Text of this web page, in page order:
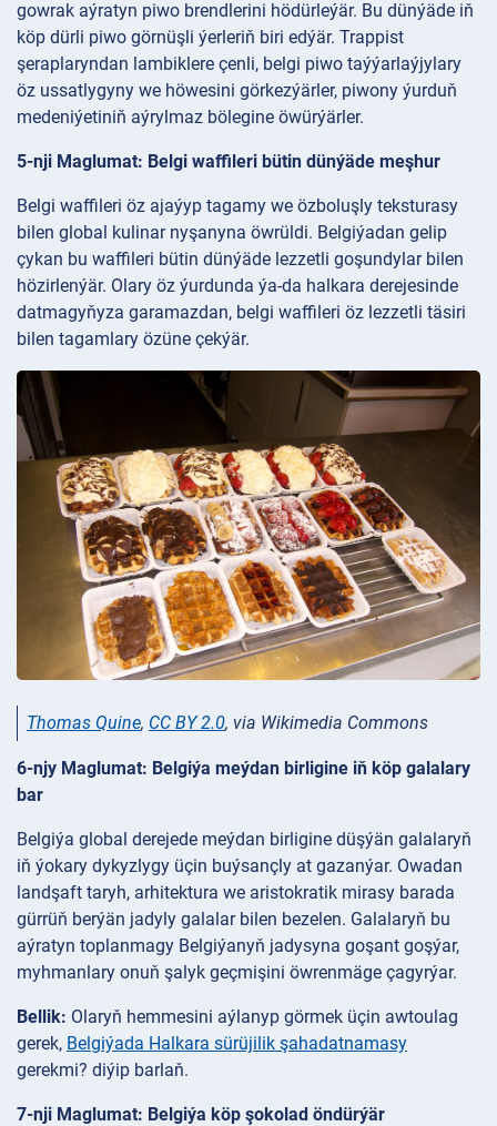
gowrak aýratyn piwo brendlerini hödürleýär. Bu dünýäde iň
köp dürli piwo görnüşli ýerleriň biri edýär. Trappist
şeraplaryndan lambiklere çenli, belgi piwo taýýarlaýjylary
öz ussatlygyny we höwesini görkezýärler, piwony ýurduň
medeniýetiniň aýrylmaz bölegine öwürýärler.
5-nji Maglumat: Belgi waffileri bütin dünýäde meşhur
Belgi waffileri öz ajaýyp tagamy we özboluşly teksturasy
bilen global kulinar nyşanyna öwrüldi. Belgiýadan gelip
çykan bu waffileri bütin dünýäde lezzetli goşundylar bilen
hözirlenýär. Olary öz ýurdunda ýa-da halkara derejesinde
datmagyňyza garamazdan, belgi waffileri öz lezzetli täsiri
bilen tagamlary özüne çekýär.
Thomas Quine, CC BY 2.0, via Wikimedia Commons
6-njy Maglumat: Belgiýa meýdan birligine iň köp galalary
bar
Belgiýa global derejede meýdan birligine düşýän galalaryň
iň ýokary dykyzlygy üçin buýsançly at gazanýar. Owadan
landşaft taryh, arhitektura we aristokratik mirasy barada
gürrüň berýän jadyly galalar bilen bezelen. Galalaryň bu
aýratyn toplanmagy Belgiýanyň jadysyna goşant goşýar,
myhmanlary onuň şalyk geçmişini öwrenmäge çagyrýar.
Bellik: Olaryň hemmesini aýlanyp görmek üçin awtoulag
gerek, Belgiýada Halkara sürüjilik şahadatnamasy
gerekmi? diýip barlaň.
7-nji Maglumat: Belgiýa köp şokolad öndürýär